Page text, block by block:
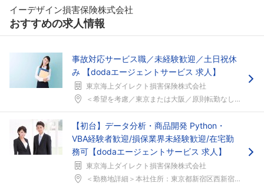
イーデザイン損害保険株式会社
おすすめの求人情報
事故対応サービス職／未経験歓迎／土日祝休
み 【dodaエージェントサービス 求人】
東京海上ダイレクト損害保険株式会社
＜希望を考慮／東京または大阪／原則転勤なし＞・本社...
【初台】データ分析・商品開発 Python・
VBA経験者歓迎/損保業界未経験歓迎/在宅勤
務可【dodaエージェントサービス 求人】
東京海上ダイレクト損害保険株式会社
＜勤務地詳細＞本社住所：東京都新宿区西新宿3-20...